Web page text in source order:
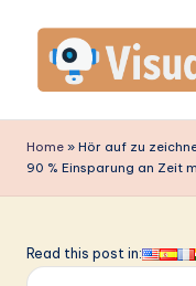
content
is
u
li
Home » Hör auf zu
90 % Einsparung an Zeit
Read this post in: